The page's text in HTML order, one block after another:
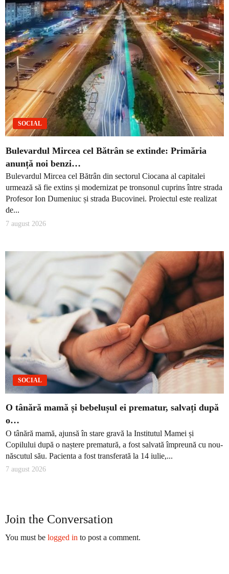
SOCIAL
Bulevardul Mircea cel Bătrân se extinde: Primăria
anunță noi benzi…
Bulevardul Mircea cel Bătrân din sectorul Ciocana al capitalei
urmează să fie extins și modernizat pe tronsonul cuprins între strada
Profesor Ion Dumeniuc și strada Bucovinei. Proiectul este realizat
de...
7 august 2026
SOCIAL
O tânără mamă și bebelușul ei prematur, salvați după
o…
O tânără mamă, ajunsă în stare gravă la Institutul Mamei și
Copilului după o naștere prematură, a fost salvată împreună cu nou-
născutul său. Pacienta a fost transferată la 14 iulie,...
7 august 2026
Join the Conversation
You must be logged in to post a comment.